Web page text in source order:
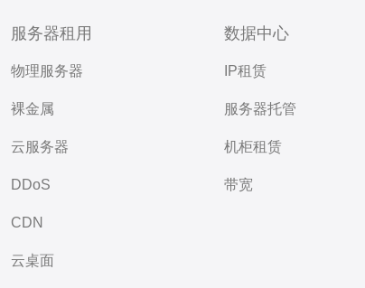
服务器租用
物理服务器
裸金属
云服务器
DDoS
CDN
云桌面
数据中心
IP租赁
服务器托管
机柜租赁
带宽